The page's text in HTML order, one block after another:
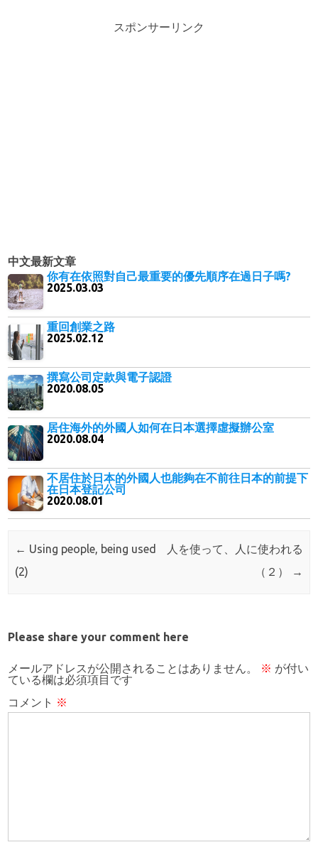
スポンサーリンク
中文最新文章
你有在依照對自己最重要的優先順序在過日子嗎?
2025.03.03
重回創業之路
2025.02.12
撰寫公司定款與電子認證
2020.08.05
居住海外的外國人如何在日本選擇虛擬辦公室
2020.08.04
不居住於日本的外國人也能夠在不前往日本的前提下
在日本登記公司
2020.08.01
Post navigation
← Using people, being used
(2)
人を使って、人に使われる
（２）
→
Please share your comment here
メールアドレスが公開されることはありません。 ※ が付い
ている欄は必須項目です
コメント ※